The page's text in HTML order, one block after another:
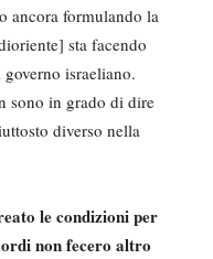
ancora formulando la
sta facendo
israeliano.
sono in grado di dire
diverso nella
le condizioni per
non fecero altro